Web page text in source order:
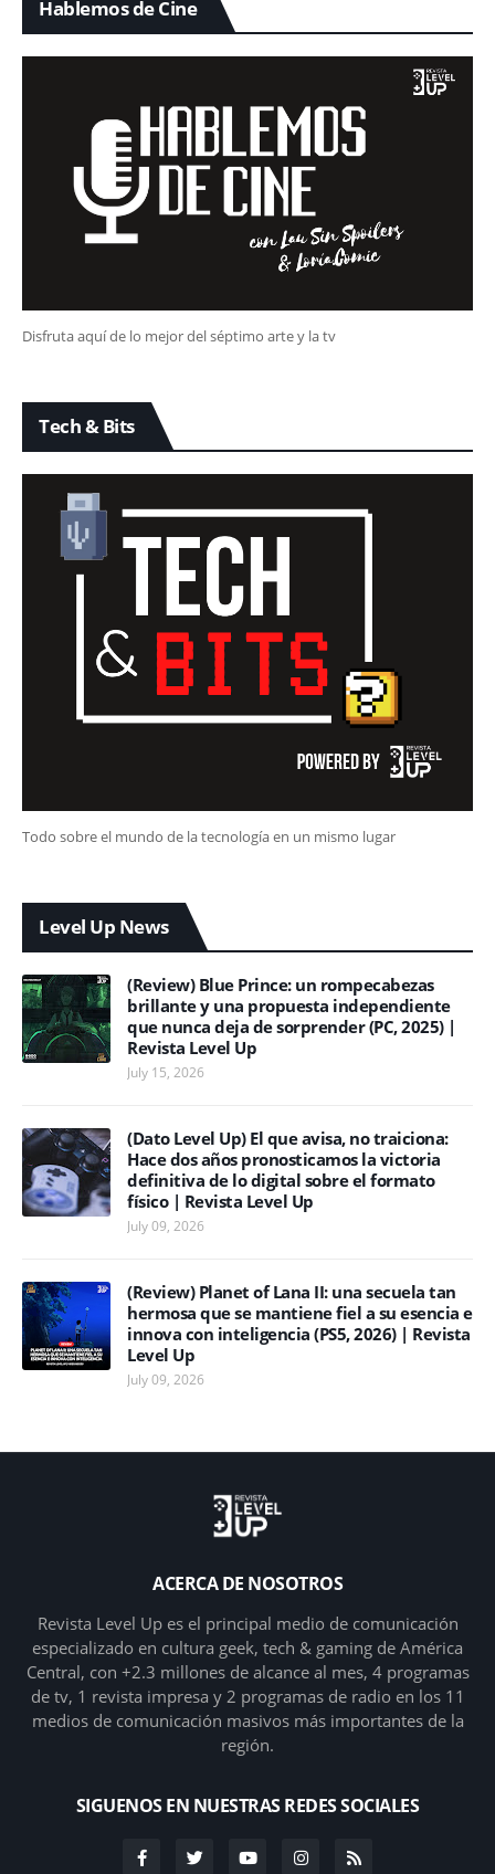
Hablemos de Cine
Disfruta aquí de lo mejor del séptimo arte y la tv
Tech & Bits
Todo sobre el mundo de la tecnología en un mismo lugar
Level Up News
(Review) Blue Prince: un rompecabezas
brillante y una propuesta independiente
que nunca deja de sorprender (PC, 2025) |
Revista Level Up
July 15, 2026
(Dato Level Up) El que avisa, no traiciona:
Hace dos años pronosticamos la victoria
definitiva de lo digital sobre el formato
físico | Revista Level Up
July 09, 2026
(Review) Planet of Lana II: una secuela tan
hermosa que se mantiene fiel a su esencia e
innova con inteligencia (PS5, 2026) | Revista
Level Up
July 09, 2026
ACERCA DE NOSOTROS
Revista Level Up es el principal medio de comunicación
especializado en cultura geek, tech & gaming de América
Central, con +2.3 millones de alcance al mes, 4 programas
de tv, 1 revista impresa y 2 programas de radio en los 11
medios de comunicación masivos más importantes de la
región.
SIGUENOS EN NUESTRAS REDES SOCIALES